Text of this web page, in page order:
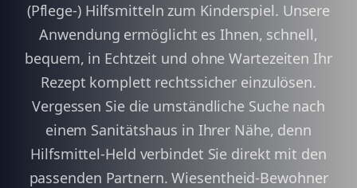
(Pflege-) Hilfsmitteln zum Kinderspiel. Unsere
Anwendung ermöglicht es Ihnen, schnell,
bequem, in Echtzeit und ohne Wartezeiten Ihr
Rezept komplett rechtssicher einzulösen.
Vergessen Sie die umständliche Suche nach
einem Sanitätshaus in Ihrer Nähe, denn
Hilfsmittel-Held verbindet Sie direkt mit den
passenden Partnern. Wiesentheid-Bewohner